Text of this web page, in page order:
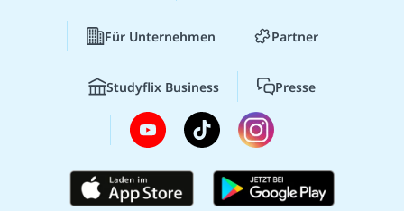
Für Unternehmen Partner
Studyflix Business Presse